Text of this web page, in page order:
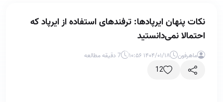
نکات پنهان ایرپادها: ترفندهای استفاده از ایرپاد که
احتمالا نمی‌دانستید
ماهرفون ۱۴۰۴/۰۱/۱۸ ۱۰:۵۶ 7 دقیقه مطالعه
12